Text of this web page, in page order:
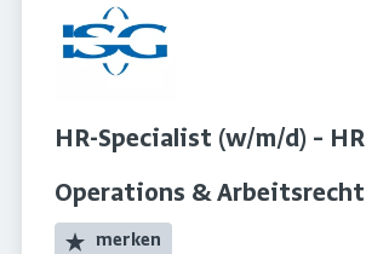
HR-Specialist (w/m/d) – HR
Operations & Arbeitsrecht
merken